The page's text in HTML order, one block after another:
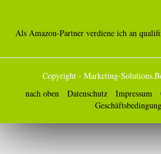
Als Amazon-Partner verdiene ich an
Copyright - Marketing-
nach oben
Datenschutz Impressum